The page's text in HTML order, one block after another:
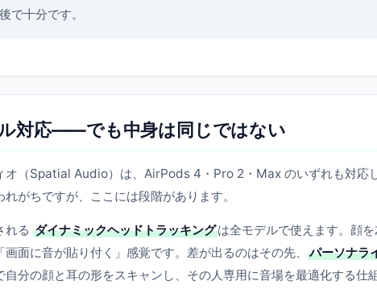
で十分です。
ル対応——でも中身は同じではない
オ（Spatial Audio）は、AirPods 4・Pro 2・Max のいずれも対応
がちですが、ここには段階があります。
れる ダイナミックヘッドトラッキングは全モデルで使えます。顔を
面に音が貼り付く」感覚です。差が出るのはその先、
パーソナラ
分の顔と耳の形をスキャンし、その人専用に音場を最適化する仕